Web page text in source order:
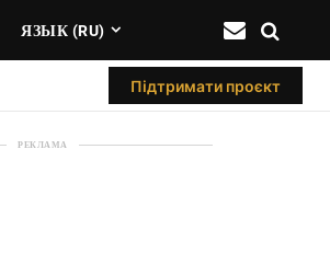
ЯЗЫК (RU)
Підтримати проєкт
РЕКЛАМА